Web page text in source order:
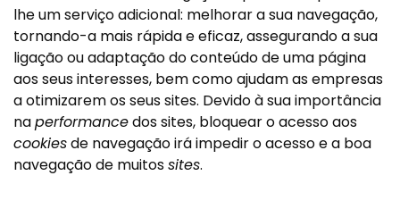
lhe um serviço adicional: melhorar a sua navegação,
tornando-a mais rápida e eficaz, assegurando a sua
ligação ou adaptação do conteúdo de uma página
aos seus interesses, bem como ajudam as empresas
a otimizarem os seus sites. Devido à sua importância
naperformancedos sites, bloquear o acesso aos
cookiesde navegação irá impedir o acesso e a boa
navegação de muitossites.